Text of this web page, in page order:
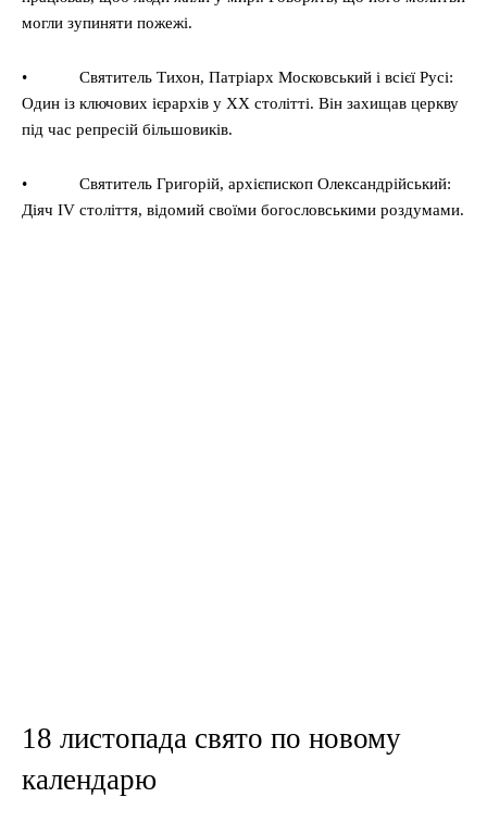
могли зупиняти пожежі.
• Святитель Тихон, Патріарх Московський і всієї Русі:
Один із ключових ієрархів у XX столітті. Він захищав церкву
під час репресій більшовиків.
• Святитель Григорій, архієпископ Олександрійський:
Діяч IV століття, відомий своїми богословськими роздумами.
18 листопада свято по новому
календарю